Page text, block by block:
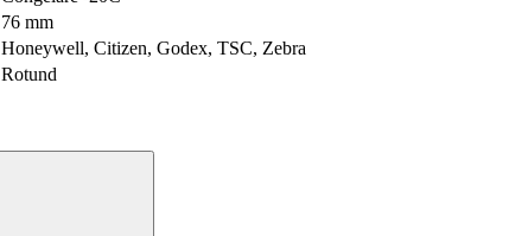
76 mm
Honeywell, Citizen, Godex, TSC, Zebra
Rotund